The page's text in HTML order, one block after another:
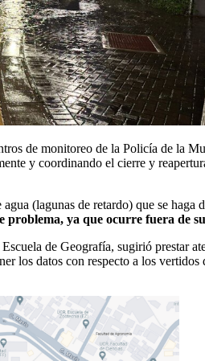
de monitoreo de la Policía de la
y coordinando el cierre y
(lagunas de retardo) que se
problema, ya que ocurre fuera de
de Geografía, sugirió prestar
los datos con respecto a los